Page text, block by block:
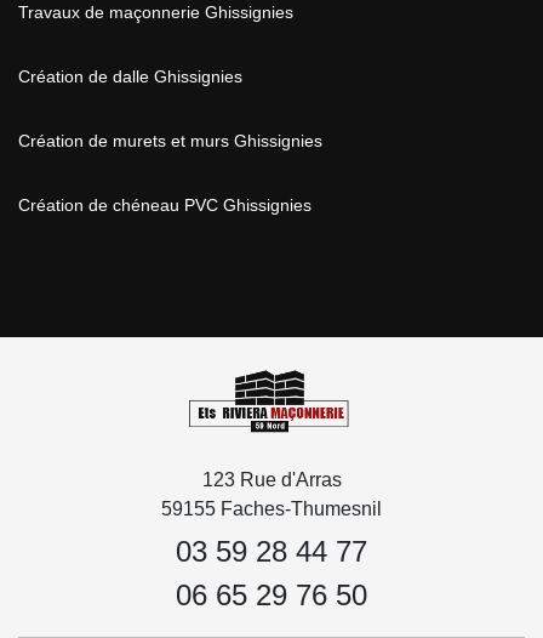
Travaux de maçonnerie Ghissignies
Création de dalle Ghissignies
Création de murets et murs Ghissignies
Création de chéneau PVC Ghissignies
123 Rue d'Arras
59155 Faches-Thumesnil
03 59 28 44 77
06 65 29 76 50